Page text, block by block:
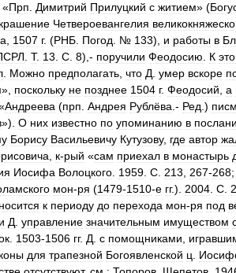
«Прп Димитрий Прилуцкий с житием» (
Четвероевангелия
1507 г. (РНБ Погод . № 133), и работы в
Т. 13 С 8),- поручили Феодосию К
Можно предполагать что Д умер вскоре
», поскольку не позднее 1504 г. Феодосий а
Андреева (прп Андрея Рублёва .- Ред .)
»). О них известно по упоминанию в
Борису Васильевичу Кутузову, где автор
к-рый «сам приехал в монастырь
Иосифа Волоцкого 1959 С 213 267-268;
мон-ря (1479-1510-е гг.). 2004 С
к периоду до перехода мон-ря под
Д управление значительным имуществом
1503-1506 гг. Д с помощниками
для трапезной Богоявленской ц